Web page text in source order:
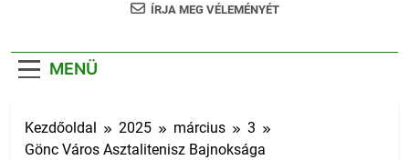
ÍRJA MEG VÉLEMÉNYÉT
MENÜ
Kezdőoldal 2025 március
3
Gönc Város Asztalitenisz Bajnoksága